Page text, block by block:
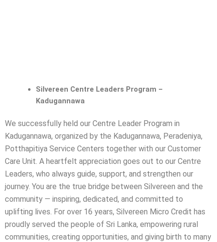
Silvereen Centre Leaders Program –
Kadugannawa
We successfully held our Centre Leader Program in
Kadugannawa, organized by the Kadugannawa, Peradeniya,
Potthapitiya Service Centers together with our Customer
Care Unit. A heartfelt appreciation goes out to our Centre
Leaders, who always guide, support, and strengthen our
journey. You are the true bridge between Silvereen and the
community — inspiring, dedicated, and committed to
uplifting lives. For over 16 years, Silvereen Micro Credit has
proudly served the people of Sri Lanka, empowering rural
communities, creating opportunities, and giving birth to many